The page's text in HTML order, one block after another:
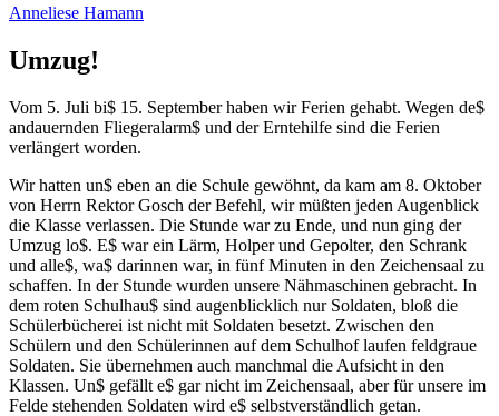
Anneliese Hamann
Umzug!
Vom 5. Juli bi$ 15. September haben wir Ferien gehabt. Wegen de$
andauernden Fliegeralarm$ und der Erntehilfe sind die Ferien
verlängert worden.
Wir hatten un$ eben an die Schule gewöhnt, da kam am 8. Oktober
von Herrn Rektor Gosch der Befehl, wir müßten jeden Augenblick
die Klasse verlassen. Die Stunde war zu Ende, und nun ging der
Umzug lo$. E$ war ein Lärm, Holper und Gepolter, den Schrank
und alle$, wa$ darinnen war, in fünf Minuten in den Zeichensaal zu
schaffen. In der Stunde wurden unsere Nähmaschinen gebracht. In
dem roten Schulhau$ sind augenblicklich nur Soldaten, bloß die
Schülerbücherei ist nicht mit Soldaten besetzt. Zwischen den
Schülern und den Schülerinnen auf dem Schulhof laufen feldgraue
Soldaten. Sie übernehmen auch manchmal die Aufsicht in den
Klassen. Un$ gefällt e$ gar nicht im Zeichensaal, aber für unsere im
Felde stehenden Soldaten wird e$ selbstverständlich getan.